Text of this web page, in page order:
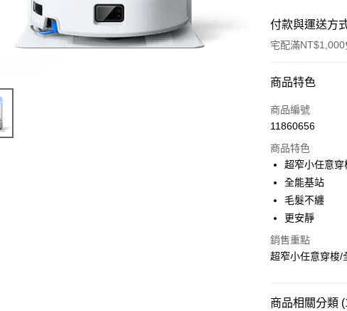
付款與運送方
宅配滿NT$1,000
付款方式
信用卡一次付款
街口支付
悠遊付
ATM付款
運送方式
每筆NT$100，
商品特色
商品編號
11860656
商品特色
超窄小任意穿
全能基站
毛髮不纏
更安靜
銷售重點
超窄小任意穿梭/
商品相關分類